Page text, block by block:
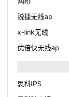
锐捷无线ap
x-link无线
优倍快无线ap
思科IPS